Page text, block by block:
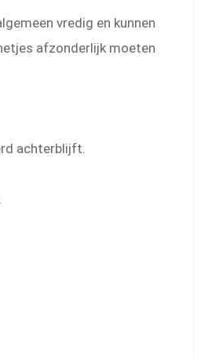
vredig en kunnen
afzonderlijk moeten
achterblijft.